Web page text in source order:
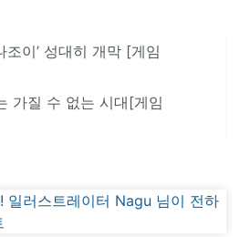
조이’ 성대히 개막 [게임
가질 수 없는 시대[게임